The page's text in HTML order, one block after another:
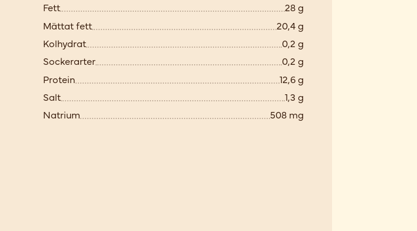
Fett
28 g
Mättat fett
20,4 g
Kolhydrat
0,2 g
Sockerarter
0,2 g
Protein
12,6 g
Salt
1,3 g
Natrium
508 mg